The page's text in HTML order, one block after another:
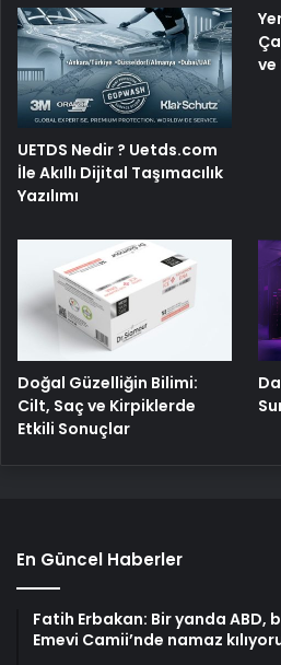
UETDS Nedir ? Uetds.com
İle Akıllı Dijital Taşımacılık
Yazılımı
ve
Doğal Güzelliğin Bilimi:
Cilt, Saç ve Kirpiklerde
Etkili Sonuçlar
En Güncel Haberler
Fatih Erbakan: Bir yanda ABD,
Emevi Camii’nde namaz